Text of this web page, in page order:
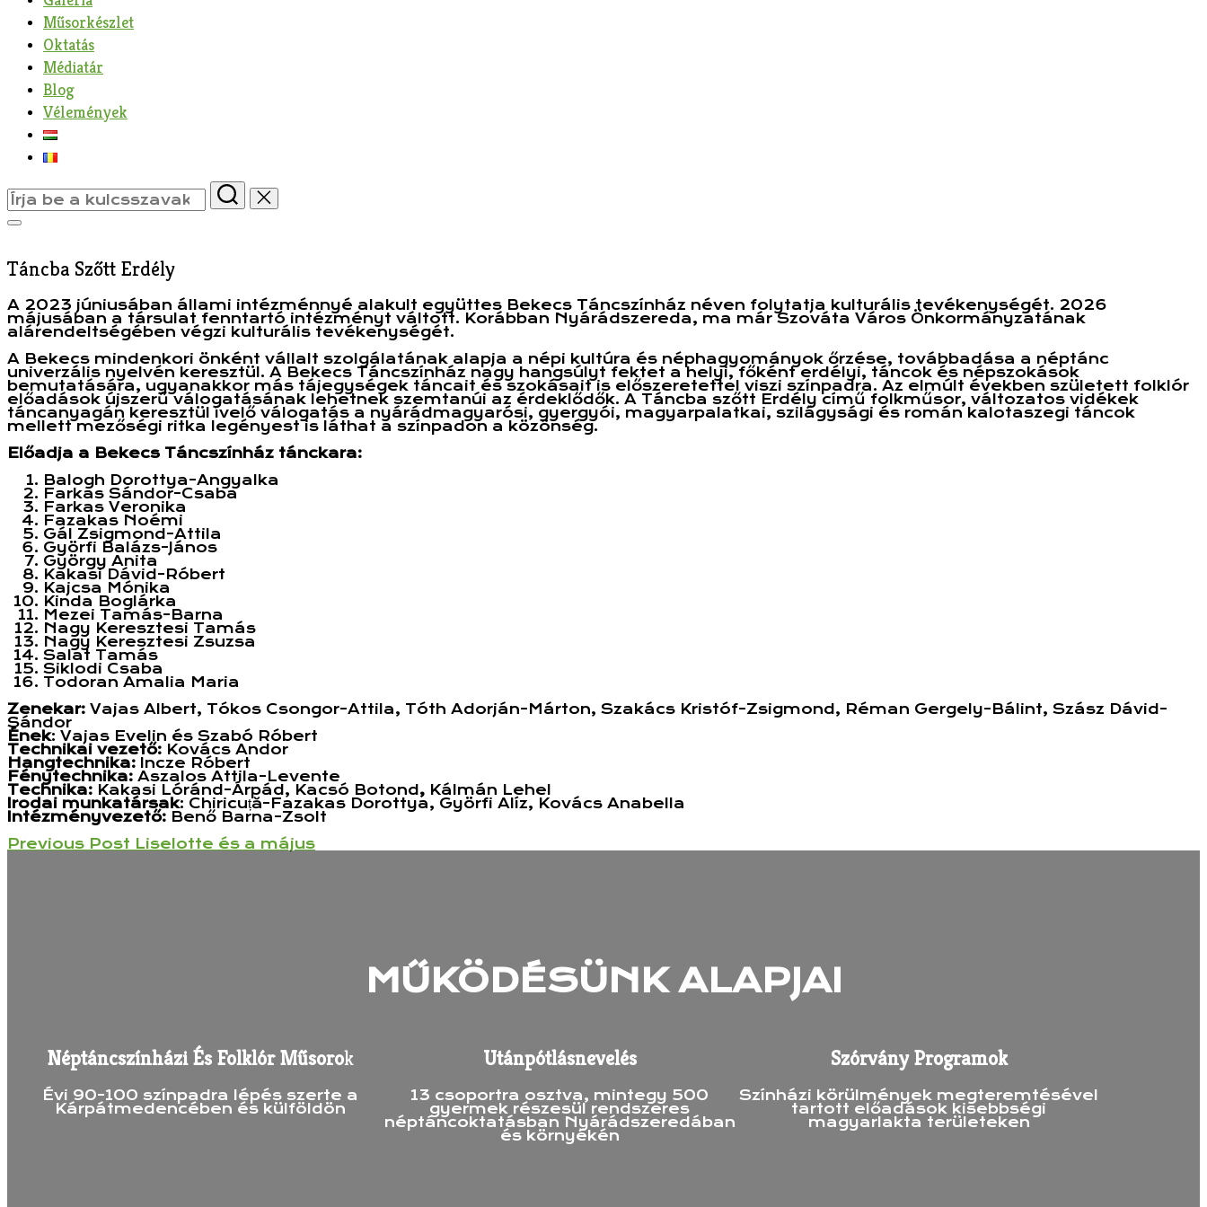
Műsorkészlet
Oktatás
Médiatár
Blog
Vélemények
Search
for:
Toggle
navigation
Táncba Szőtt Erdély
A 2023 júniusában állami intézménnyé alakult együttes Bekecs Táncszínház néven folytatja kulturális tevékenységét. 2026
májusában a társulat fenntartó intézményt váltott. Korábban Nyárádszereda, ma már Szováta Város Önkormányzatának
alárendeltségében végzi kulturális tevékenységét.
A Bekecs mindenkori önként vállalt szolgálatának alapja a népi kultúra és néphagyományok őrzése, továbbadása a néptánc
univerzális nyelvén keresztül. A Bekecs Táncszínház nagy hangsúlyt fektet a helyi, főként erdélyi, táncok és népszokások
bemutatására, ugyanakkor más tájegységek táncait és szokásait is előszeretettel viszi színpadra. Az elmúlt években született folklór
előadások újszerű válogatásának lehetnek szemtanúi az érdeklődők. A Táncba szőtt Erdély című folkműsor, változatos vidékek
táncanyagán keresztül ívelő válogatás a nyárádmagyarósi, gyergyói, magyarpalatkai, szilágysági és román kalotaszegi táncok
mellett mezőségi ritka legényest is láthat a színpadon a közönség.
Előadja a Bekecs Táncszínház tánckara:
Balogh Dorottya-Angyalka
Farkas Sándor-Csaba
Farkas Veronika
Fazakas Noémi
Gál Zsigmond-Attila
Györfi Balázs-János
György Anita
Kakasi Dávid-Róbert
Kajcsa Mónika
Kinda Boglárka
Mezei Tamás-Barna
Nagy Keresztesi Tamás
Nagy Keresztesi Zsuzsa
Salat Tamás
Siklodi Csaba
Todoran Amalia Maria
Zenekar: Vajas Albert, Tókos Csongor-Attila, Tóth Adorján-Márton, Szakács Kristóf-Zsigmond, Réman Gergely-Bálint, Szász Dávid-
Sándor
Ének: Vajas Evelin és Szabó Róbert
Technikai vezető: Kovács Andor
Hangtechnika: Incze Róbert
Fénytechnika: Aszalos Attila-Levente
Technika: Kakasi Lóránd-Árpád, Kacsó Botond , Kálmán Lehel
Irodai munkatársak: Chiricuță-Fazakas Dorottya, Györfi Alíz, Kovács Anabella
Intézményvezető: Benő Barna-Zsolt
Bejegyzés
Previous
Previous Post Liselotte és a május
MŰKÖDÉSÜNK ALAPJAI
Néptáncszínházi És Folklór MűsoroK
Évi 90-100 színpadra lépés szerte a
Kárpátmedencében és külföldön
Utánpótlásnevelés
13 csoportra osztva, mintegy 500
gyermek részesül rendszeres
néptáncoktatásban Nyárádszeredában
és környékén
Szórvány Programok
Színházi körülmények megteremtésével
tartott előadások kisebbségi
magyarlakta területeken